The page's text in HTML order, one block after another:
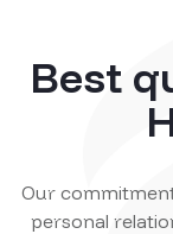
Best
Our
personal